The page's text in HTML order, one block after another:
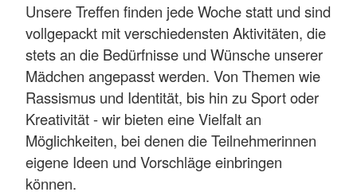
Unsere Treffen finden jede Woche statt und sind
vollgepackt mit verschiedensten Aktivitäten, die
stets an die Bedürfnisse und Wünsche unserer
Mädchen angepasst werden. Von Themen wie
Rassismus und Identität, bis hin zu Sport oder
Kreativität - wir bieten eine Vielfalt an
Möglichkeiten, bei denen die Teilnehmerinnen
eigene Ideen und Vorschläge einbringen
können.